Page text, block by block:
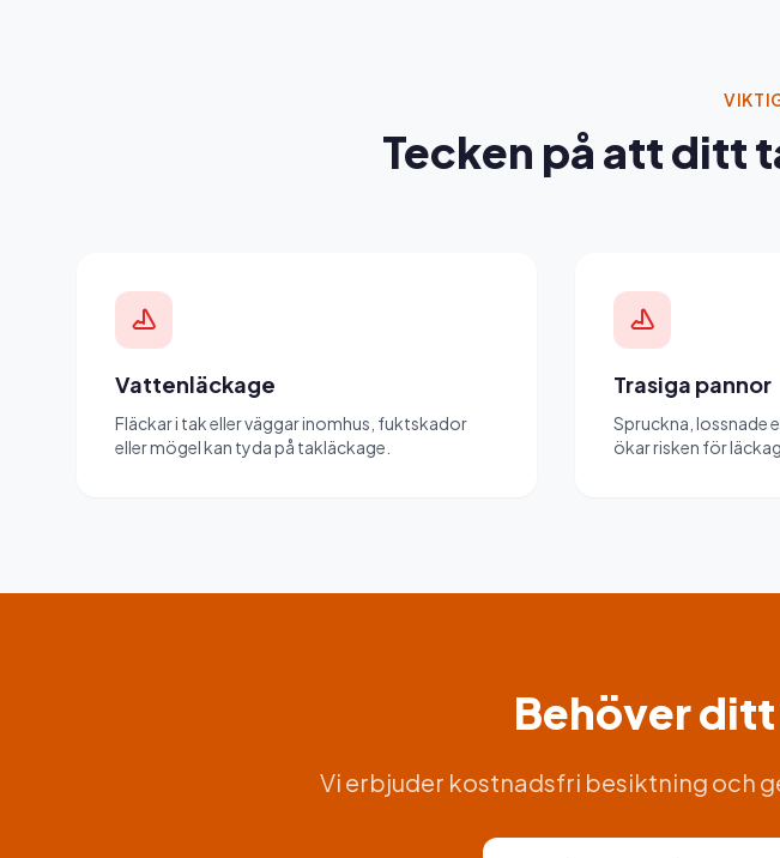
Tecken på att ditt
Vattenläckage
Fläckar i tak eller väggar inomhus, fuktskador
eller mögel kan tyda på takläckage.
Trasiga pannor
Spruckna, lossnade
ökar risken för
Behöver
Vi erbjuder kostnadsfri besiktning och